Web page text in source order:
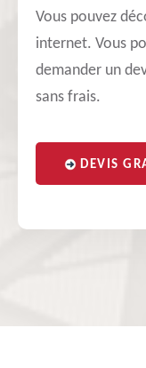
Vous pouvez
internet. Vous
demander un
sans frais.
DEVIS